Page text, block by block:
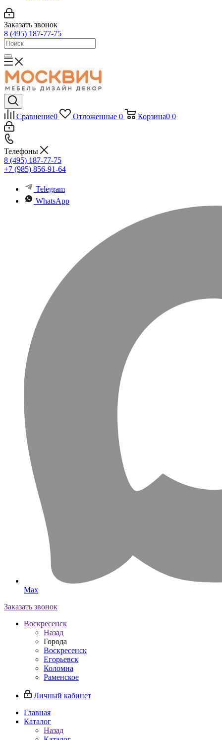
Заказать звонок
8 (495) 187-77-75
Сравнение0 Отложенные 0 Корзина0 0
Телефоны
8 (495) 187-77-75
+7 (985) 856-91-64
Telegram
WhatsApp
Max
Заказать звонок
Воскресенск
Назад
Города
Воскресенск
Егорьевск
Коломна
Раменское
Личный кабинет
Главная
Каталог
Назад